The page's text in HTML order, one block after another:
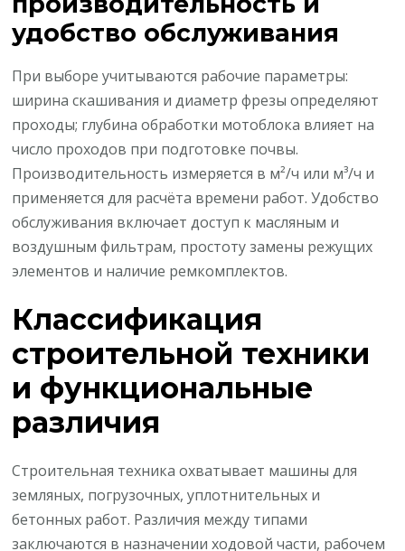
удобство обслуживания
При выборе учитываются рабочие параметры:
ширина скашивания и диаметр фрезы определяют
проходы; глубина обработки мотоблока влияет на
число проходов при подготовке почвы.
Производительность измеряется в м²/ч или м³/ч и
применяется для расчёта времени работ. Удобство
обслуживания включает доступ к масляным и
воздушным фильтрам, простоту замены режущих
элементов и наличие ремкомплектов.
Классификация
строительной техники
и функциональные
различия
Строительная техника охватывает машины для
земляных, погрузочных, уплотнительных и
бетонных работ. Различия между типами
заключаются в назначении ходовой части, рабочем